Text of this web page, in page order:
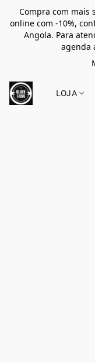
Compra com mais
online com -10%,
Angola. Para
agenda
LOJA